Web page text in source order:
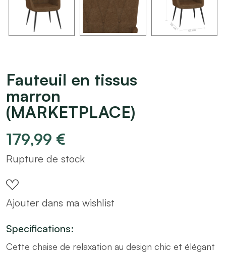
Fauteuil en tissus
marron
(MARKETPLACE)
179,99 €
Rupture de stock
Ajouter dans ma wishlist
Specifications:
Cette chaise de relaxation au design chic et élégant